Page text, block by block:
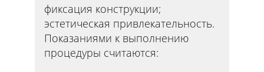
фиксация конструкции;
эстетическая привлекательность.
Показаниями к выполнению
процедуры считаются: